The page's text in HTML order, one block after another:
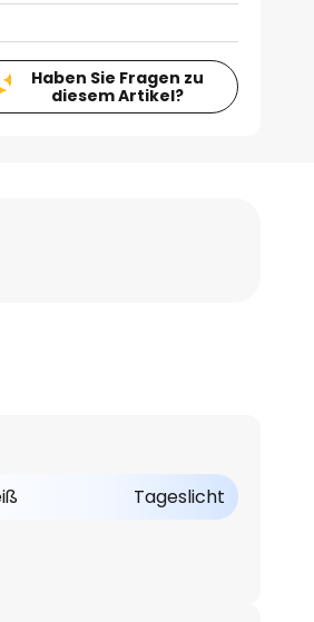
Haben Sie Fragen zu
diesem Artikel?
Tageslicht